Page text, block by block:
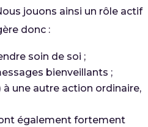
jouons ainsi un rôle actif
donc :
soin de soi ;
bienveillants ;
à une autre action ordinaire,
également fortement